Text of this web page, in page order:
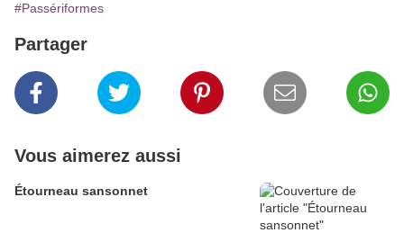
#Passériformes
Partager
Vous aimerez aussi
Étourneau sansonnet